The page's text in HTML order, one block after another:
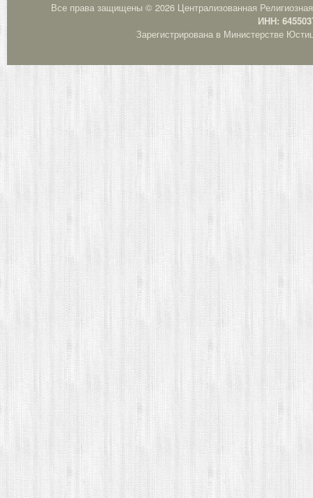
Все права защищены © 2026 Централизованная
ИНН:
Зарегистрирована в Министерстве